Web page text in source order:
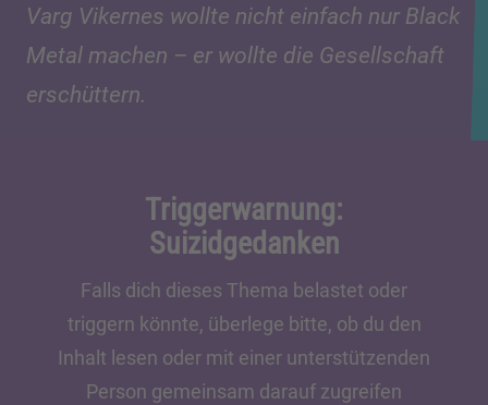
Varg Vikernes wollte nicht einfach nur Black
Metal machen – er wollte die Gesellschaft
erschüttern.
Triggerwarnung:
Suizidgedanken
Falls dich dieses Thema belastet oder
triggern könnte, überlege bitte, ob du den
Inhalt lesen oder mit einer unterstützenden
Person gemeinsam darauf zugreifen